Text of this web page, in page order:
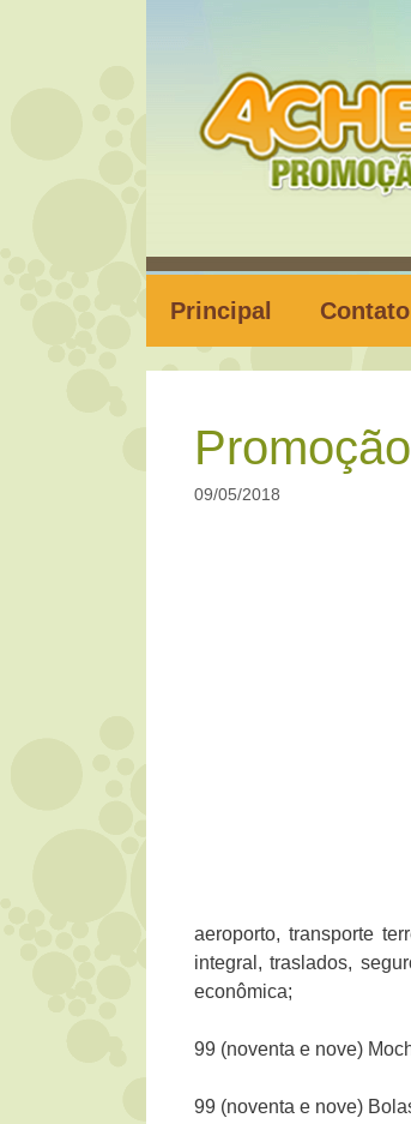
Principal Contato
09/05/2018
aeroporto, transporte
integral, traslados,
econômica;
99 (noventa e nove)
99 (noventa e nove)